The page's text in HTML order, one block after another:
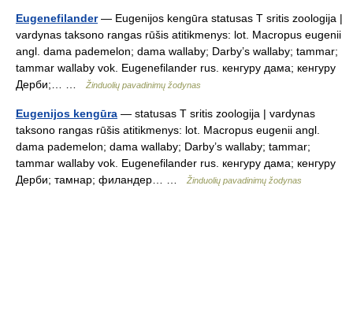
Eugenefilander— Eugenijos kengūra statusas T sritis zoologija |
vardynas taksono rangas rūšis atitikmenys: lot. Macropus eugenii
angl. dama pademelon; dama wallaby; Darby’s wallaby; tammar;
tammar wallaby vok. Eugenefilander rus. кенгуру дама; кенгуру
Дерби;… …
Žinduolių pavadinimų žodynas
Eugenijos kengūra — statusas T sritis zoologija | vardynas
taksono rangas rūšis atitikmenys: lot. Macropus eugenii angl.
dama pademelon; dama wallaby; Darby’s wallaby; tammar;
tammar wallaby vok. Eugenefilander rus. кенгуру дама; кенгуру
Дерби; тамнар; филандер… …
Žinduolių pavadinimų žodynas